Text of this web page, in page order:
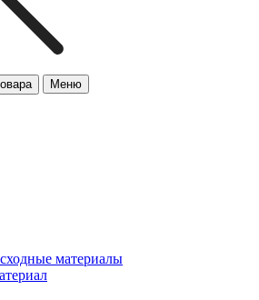
Меню
материалы